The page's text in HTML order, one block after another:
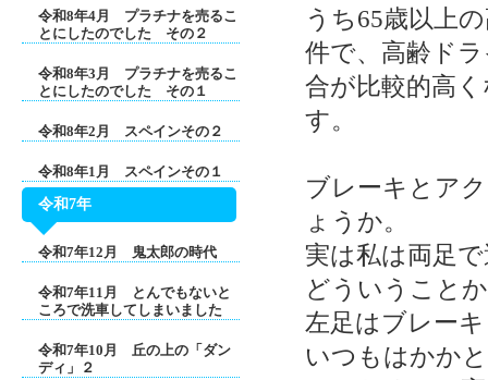
令和8年4月 プラチナを売るこ
とにしたのでした その２
令和8年3月 プラチナを売るこ
とにしたのでした その１
令和8年2月 スペインその２
令和8年1月 スペインその１
令和7年
令和7年12月 鬼太郎の時代
令和7年11月 とんでもないと
ころで洗車してしまいました
令和7年10月 丘の上の「ダン
ディ」２
うち65歳以上
件で、高齢ド
合が比較的高
す。
ブレーキとア
ょうか。
実は私は両足
どういうこと
左足はブレー
いつもはかか